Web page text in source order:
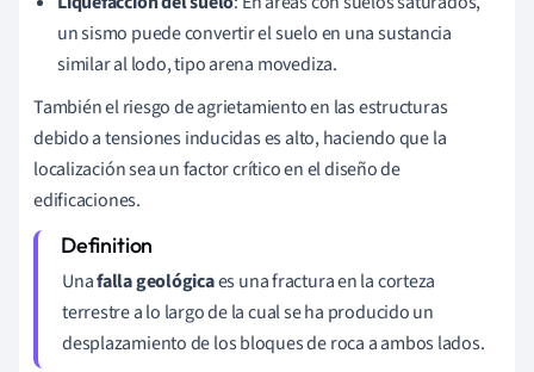
un sismo puede convertir el suelo en una sustancia
similar al lodo, tipo arena movediza.
También el riesgo de agrietamiento en las estructuras
debido a tensiones inducidas es alto, haciendo que la
localización sea un factor crítico en el diseño de
edificaciones.
Unafalla geológicaes una fractura en la corteza
terrestre a lo largo de la cual se ha producido un
desplazamiento de los bloques de roca a ambos lados.